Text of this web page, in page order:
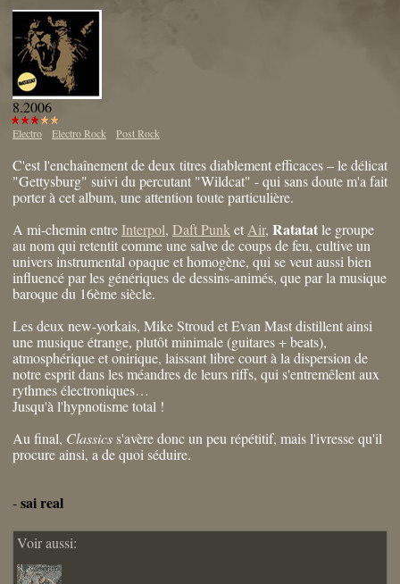
8.2006
Electro Electro Rock Post Rock
C'est l'enchaînement de deux titres diablement efficaces – le délicat
"Gettysburg" suivi du percutant "Wildcat" - qui sans doute m'a fait
porter à cet album, une attention toute particulière.
A mi-chemin entreInterpol, Daft Punk et Air, Ratatatle groupe
au nom qui retentit comme une salve de coups de feu, cultive un
univers instrumental opaque et homogène, qui se veut aussi bien
influencé par les génériques de dessins-animés, que par la musique
baroque du 16ème siècle.
Les deux new-yorkais, Mike Stroud et Evan Mast distillent ainsi
une musique étrange, plutôt minimale (guitares + beats),
atmosphérique et onirique, laissant libre court à la dispersion de
notre esprit dans les méandres de leurs riffs, qui s'entremêlent aux
rythmes électroniques…
Jusqu'à l'hypnotisme total !
Au final, Classicss'avère donc un peu répétitif, mais l'ivresse qu'il
procure ainsi, a de quoi séduire.
-sai real
Voir aussi: